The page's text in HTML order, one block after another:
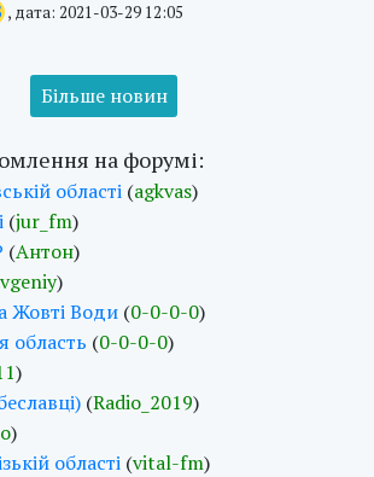
, дата: 2021-03-29 12:05
Більше новин
на форумі:
області (agkvas)
(jur_fm)
(Антон)
)
Жовті Води (0-0-0-0)
область (0-0-0-0)
)
(Radio_2019)
)
області (vital-fm)